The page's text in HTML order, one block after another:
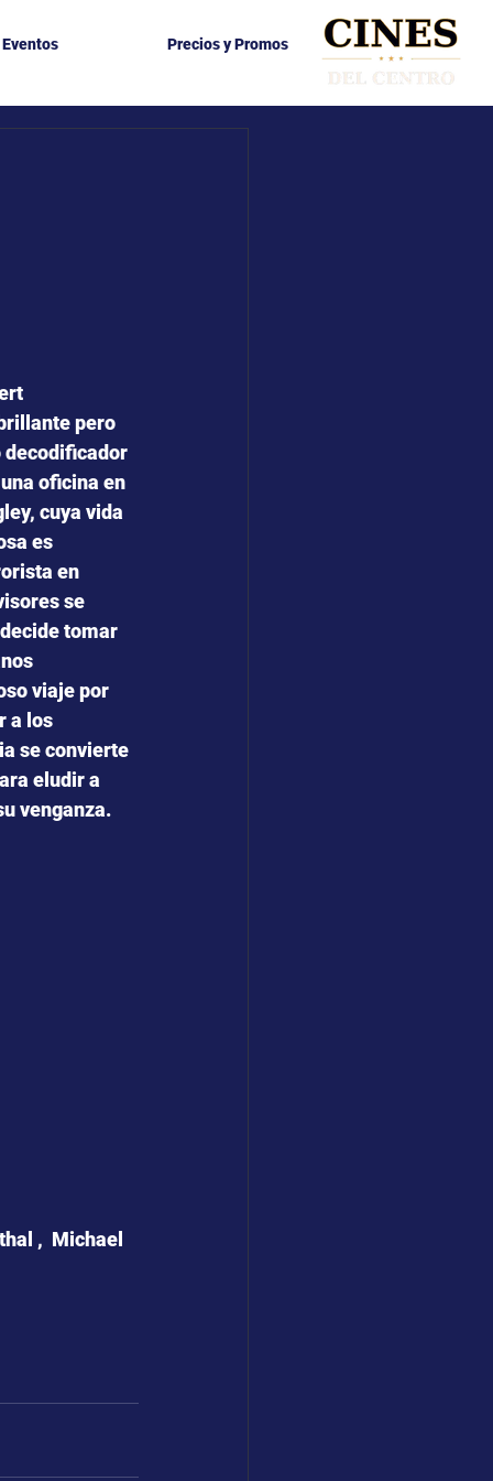
Precios y Promos
pero
oficina en
cuya vida
es
en
se
tomar
viaje por
a los
se convierte
eludir a
venganza.
,  Michael